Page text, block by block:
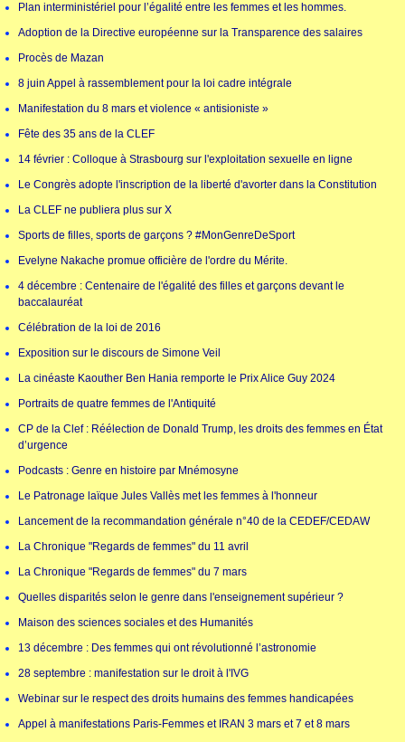
Plan interministériel pour l’égalité entre les femmes et les hommes.
Adoption de la Directive européenne sur la Transparence des salaires
Procès de Mazan
8 juin Appel à rassemblement pour la loi cadre intégrale
Manifestation du 8 mars et violence « antisioniste »
Fête des 35 ans de la CLEF
14 février : Colloque à Strasbourg sur l'exploitation sexuelle en ligne
Le Congrès adopte l'inscription de la liberté d'avorter dans la Constitution
La CLEF ne publiera plus sur X
Sports de filles, sports de garçons ? #MonGenreDeSport
Evelyne Nakache promue officière de l'ordre du Mérite.
4 décembre : Centenaire de l'égalité des filles et garçons devant le
baccalauréat
Célébration de la loi de 2016
Exposition sur le discours de Simone Veil
La cinéaste Kaouther Ben Hania remporte le Prix Alice Guy 2024
Portraits de quatre femmes de l'Antiquité
CP de la Clef : Réélection de Donald Trump, les droits des femmes en État
d’urgence
Podcasts : Genre en histoire par Mnémosyne
Le Patronage laïque Jules Vallès met les femmes à l'honneur
Lancement de la recommandation générale n°40 de la CEDEF/CEDAW
La Chronique "Regards de femmes" du 11 avril
La Chronique "Regards de femmes" du 7 mars
Quelles disparités selon le genre dans l'enseignement supérieur ?
Maison des sciences sociales et des Humanités
13 décembre : Des femmes qui ont révolutionné l’astronomie
28 septembre : manifestation sur le droit à l'IVG
Webinar sur le respect des droits humains des femmes handicapées
Appel à manifestations Paris-Femmes et IRAN 3 mars et 7 et 8 mars